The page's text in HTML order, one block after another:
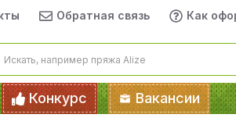
Обратная связь Как
Конкурс Вакансии